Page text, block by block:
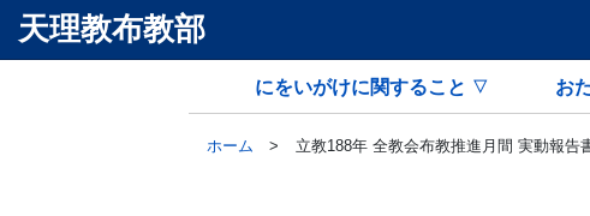
天理教布教部
にをいがけに関すること お
ホーム 立教188年 全教会布教推進月間 実動報告